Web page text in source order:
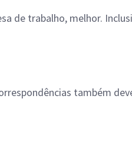
de trabalho, melhor.
também